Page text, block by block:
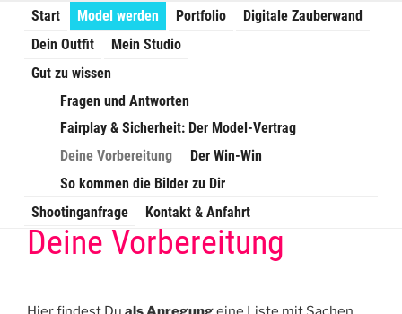
springenTorben Mielke |
Fotografie
Kreative Portraits & Fotoshootings in
Braunschweig
Start Model werden Portfolio
Digitale Zauberwand
Dein Outfit
Mein Studio
Gut zu wissen
Fragen und Antworten
Fairplay & Sicherheit: Der Model-Vertrag
Deine Vorbereitung
Der Win-Win
So kommen die Bilder zu Dir
Shootinganfrage
Kontakt & Anfahrt
Deine Vorbereitung